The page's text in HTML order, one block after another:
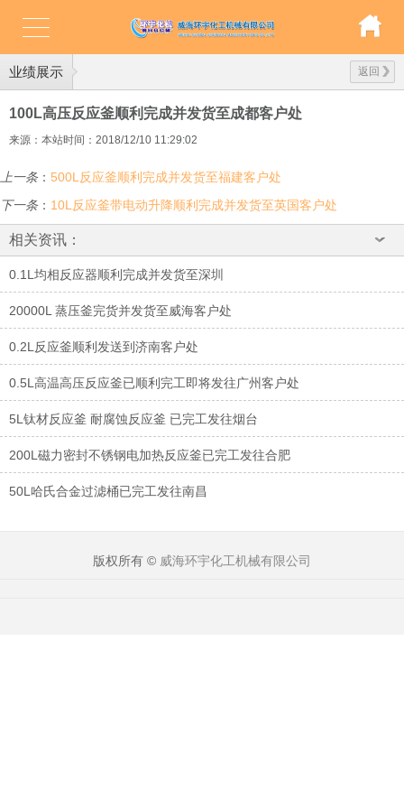
业绩展示 返回
100L高压反应釜顺利完成并发货至成都客户处
来源：本站时间：2018/12/10 11:29:02
上一条： 500L反应釜顺利完成并发货至福建客户处
下一条： 10L反应釜带电动升降顺利完成并发货至英国客户处
相关资讯：
0.1L均相反应器顺利完成并发货至深圳
20000L 蒸压釜完货并发货至威海客户处
0.2L反应釜顺利发送到济南客户处
0.5L高温高压反应釜已顺利完工即将发往广州客户处
5L钛材反应釜 耐腐蚀反应釜 已完工发往烟台
200L磁力密封不锈钢电加热反应釜已完工发往合肥
50L哈氏合金过滤桶已完工发往南昌
版权所有 © 威海环宇化工机械有限公司